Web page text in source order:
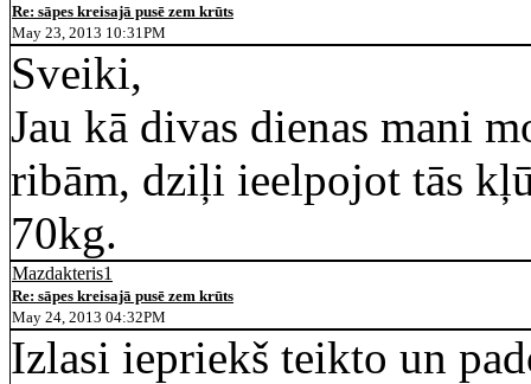
Re: sāpes kreisajā pusē zem krūts
May 23, 2013 10:31PM
Sveiki,
Jau kā divas dienas mani
ribām, dziļi ieelpojot tās
70kg.
Mazdakteris1
Re: sāpes kreisajā pusē zem krūts
May 24, 2013 04:32PM
Izlasi iepriekš teikto un